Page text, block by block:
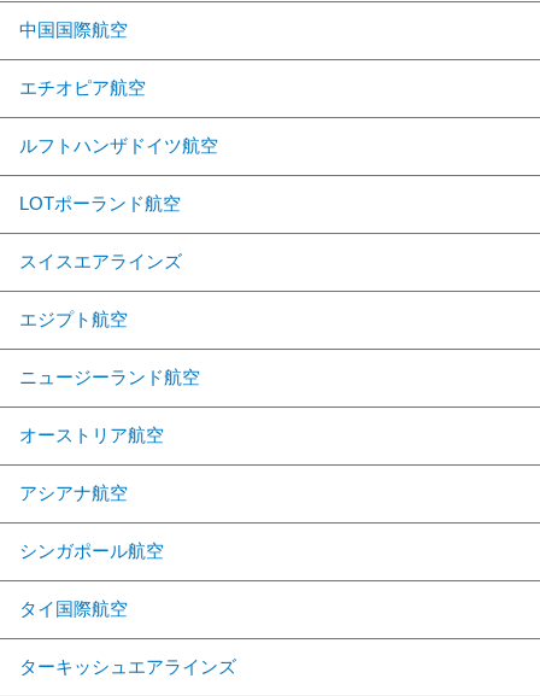
中国国際航空
エチオピア航空
ルフトハンザドイツ航空
LOTポーランド航空
スイスエアラインズ
エジプト航空
ニュージーランド航空
オーストリア航空
アシアナ航空
シンガポール航空
タイ国際航空
ターキッシュエアラインズ